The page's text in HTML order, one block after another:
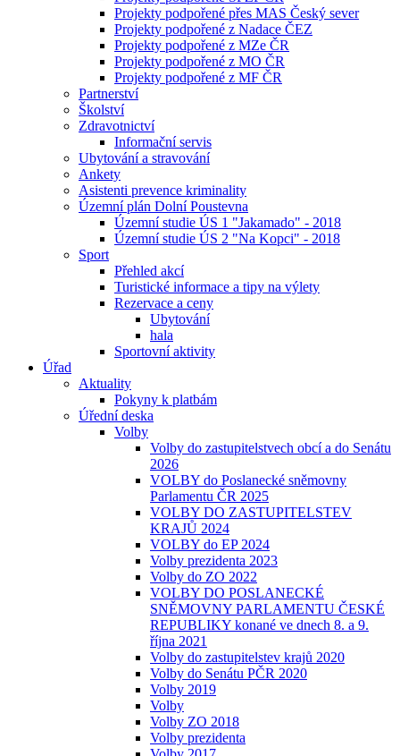
Projekty podpořené přes MAS Český sever
Projekty podpořené z Nadace ČEZ
Projekty podpořené z MZe ČR
Projekty podpořené z MO ČR
Projekty podpořené z MF ČR
Partnerství
Školství
Zdravotnictví
Informační servis
Ubytování a stravování
Ankety
Asistenti prevence kriminality
Územní plán Dolní Poustevna
Územní studie ÚS 1 "Jakamado" - 2018
Územní studie ÚS 2 "Na Kopci" - 2018
Sport
Přehled akcí
Turistické informace a tipy na výlety
Rezervace a ceny
Ubytování
hala
Sportovní aktivity
Úřad
Aktuality
Pokyny k platbám
Úřední deska
Volby
Volby do zastupitelstvech obcí a do Senátu
2026
VOLBY do Poslanecké sněmovny
Parlamentu ČR 2025
VOLBY DO ZASTUPITELSTEV
KRAJŮ 2024
VOLBY do EP 2024
Volby prezidenta 2023
Volby do ZO 2022
VOLBY DO POSLANECKÉ
SNĚMOVNY PARLAMENTU ČESKÉ
REPUBLIKY konané ve dnech 8. a 9.
října 2021
Volby do zastupitelstev krajů 2020
Volby do Senátu PČR 2020
Volby 2019
Volby
Volby ZO 2018
Volby prezidenta